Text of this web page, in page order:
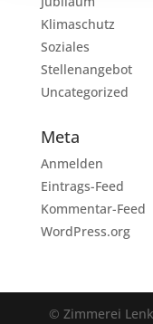
Klimaschutz
Soziales
Stellenangebot
Uncategorized
Meta
Anmelden
Eintrags-Feed
Kommentar-Feed
WordPress.org
© Zimmerei